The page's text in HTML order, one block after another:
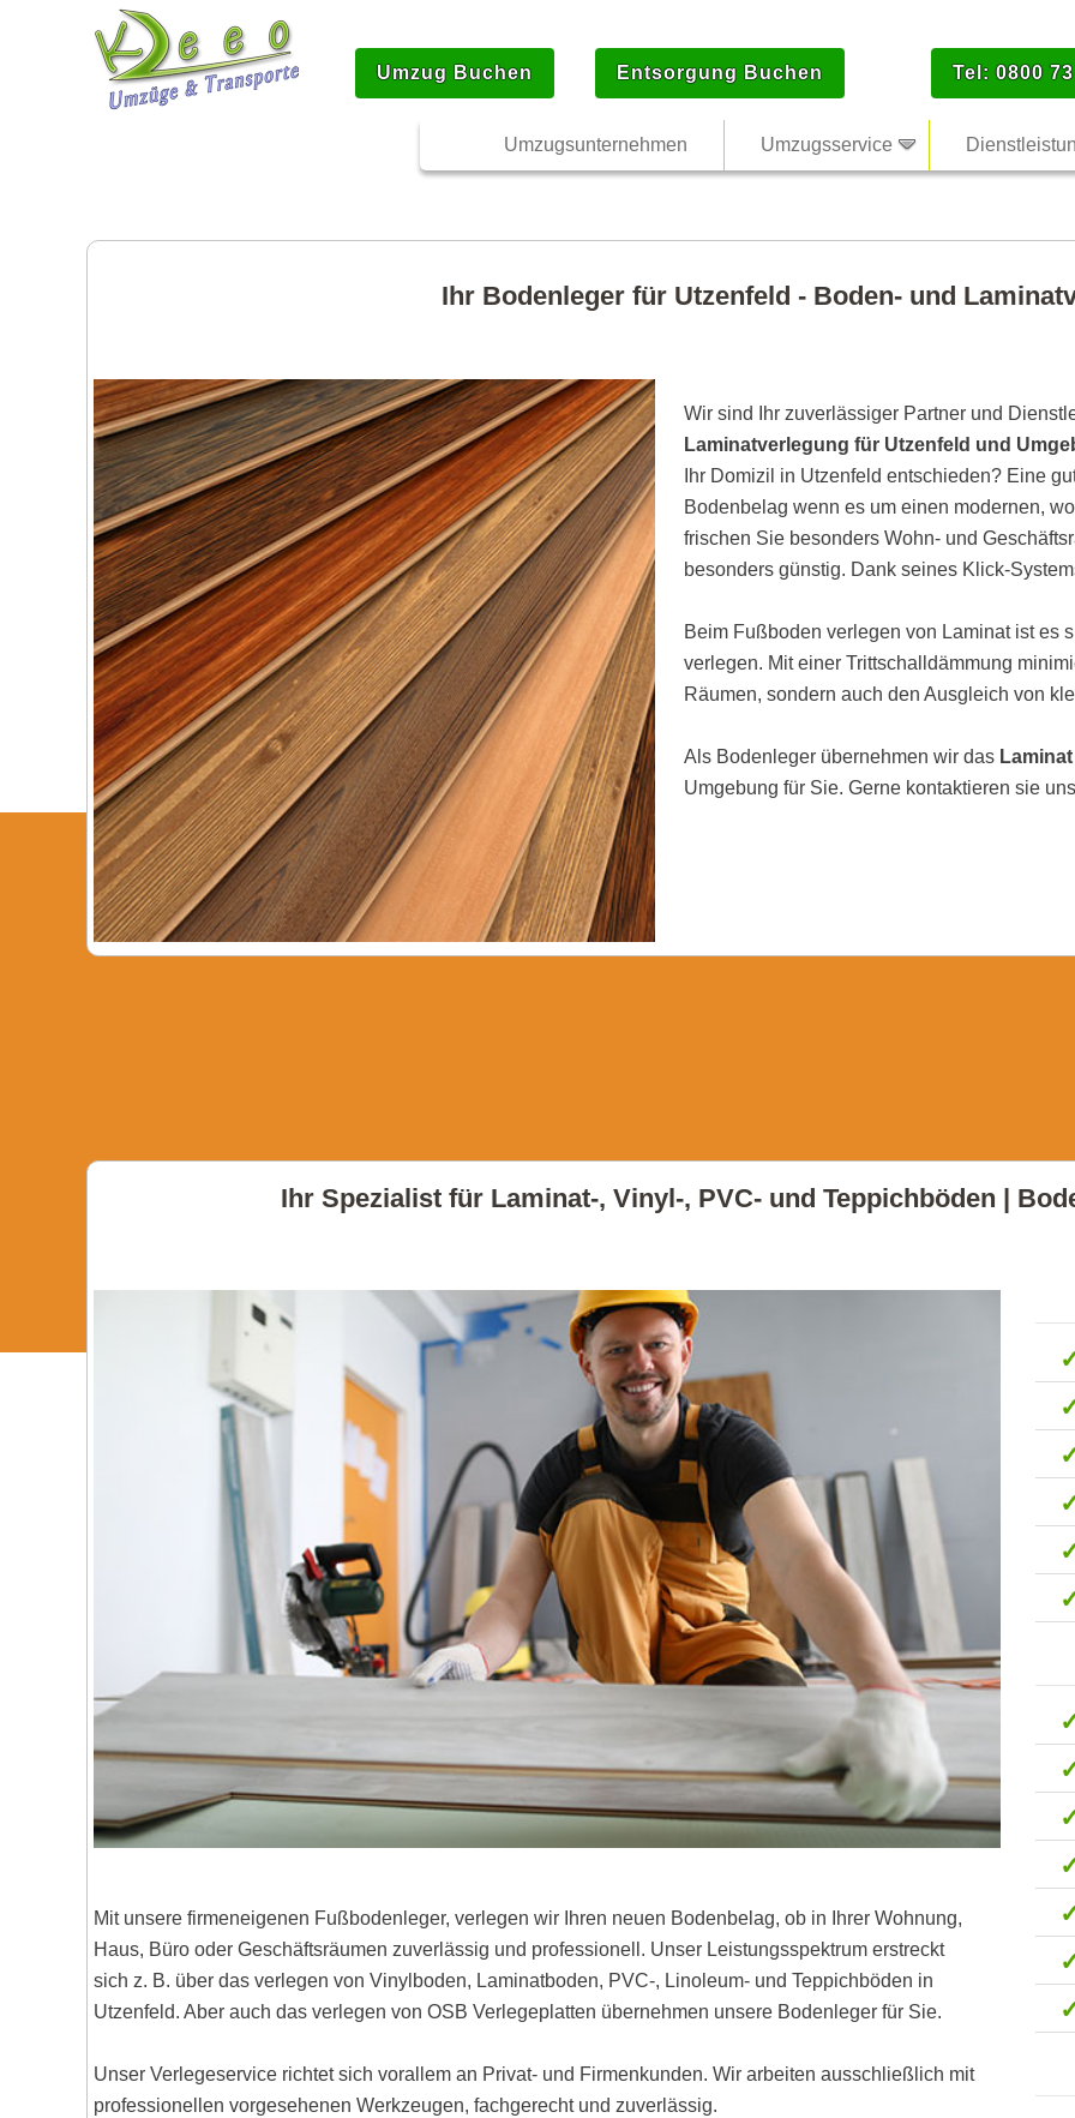
Umzug Buchen Entsorgung Buchen Tel: 0800
Umzugsunternehmen Umzugsservice
Ihr Bodenleger für Utzenfeld - Boden- und
Wir sind Ihr zuverlässiger Partner und
Laminatverlegung für Utzenfeld und
Ihr Domizil in Utzenfeld entschieden? Eine
Bodenbelag wenn es um einen modernen,
frischen Sie besonders Wohn- und
besonders günstig. Dank seines Klick-
Beim Fußboden verlegen von Laminat ist es
verlegen. Mit einer Trittschalldämmung
Räumen, sondern auch den Ausgleich von
Als Bodenleger übernehmen wir das
Umgebung für Sie. Gerne kontaktieren sie
Ihr Spezialist für Laminat-, Vinyl-, PVC- und Teppichböden |
Mit unsere firmeneigenen Fußbodenleger, verlegen wir Ihren neuen Bodenbelag, ob in Ihrer Wohnung,
Haus, Büro oder Geschäftsräumen zuverlässig und professionell. Unser Leistungsspektrum erstreckt
sich z. B. über das verlegen von Vinylboden, Laminatboden, PVC-, Linoleum- und Teppichböden in
Utzenfeld. Aber auch das verlegen von OSB Verlegeplatten übernehmen unsere Bodenleger für Sie.
Unser Verlegeservice richtet sich vorallem an Privat- und Firmenkunden. Wir arbeiten ausschließlich mit
professionellen vorgesehenen Werkzeugen, fachgerecht und zuverlässig.